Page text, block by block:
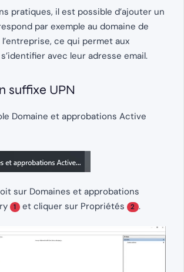
pratiques, il est possible d’ajouter un
par exemple au domaine de
ce qui permet aux
avec leur adresse email.
suffixe UPN
Domaine et approbations Active
sur Domaines et approbations
1 et cliquer sur Propriétés 2 .